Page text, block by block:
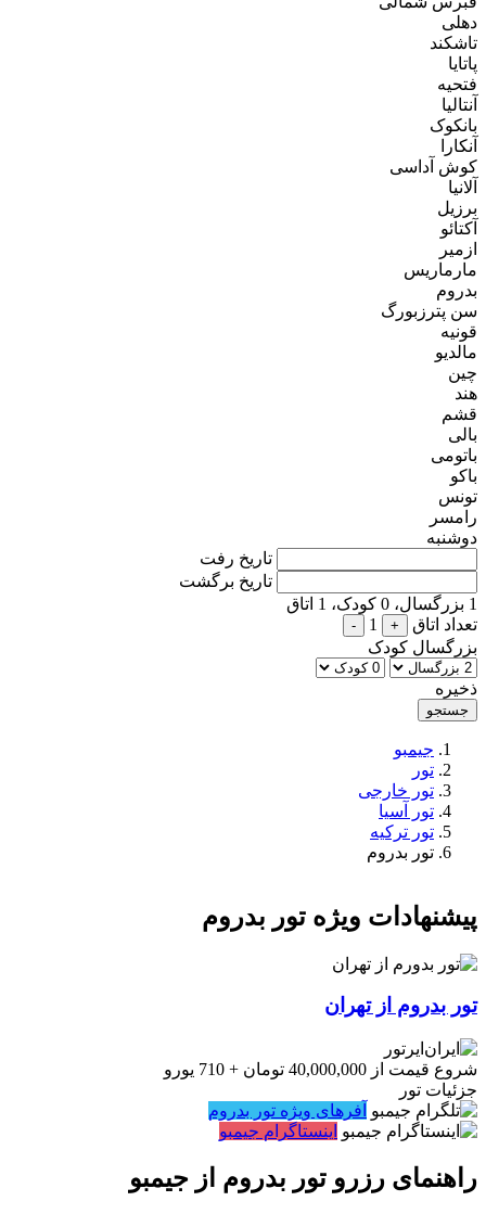
دهلی
تاشکند
پاتایا
فتحیه
آنتالیا
بانکوک
آنکارا
کوش آداسی
آلانیا
برزیل
آکتائو
ازمیر
مارماریس
بدروم
سن پترزبورگ
قونیه
مالدیو
چین
هند
قشم
بالی
باتومی
باکو
تونس
رامسر
دوشنبه
تاریخ رفت
تاریخ برگشت
1 بزرگسال، 0 کودک، 1 اتاق
تعداد اتاق
+
1
-
بزرگسال کودک
ذخیره
جیمبو
تور
تور خارجی
تور آسیا
تور ترکیه
تور بدروم
پیشنهادات ویژه تور بدروم
تور بدروم از تهران
شروع قیمت از 40,000,000 تومان +
710 یورو
جزئیات تور
آفرهای ویژه تور بدروم
اینستاگرام جیمبو
راهنمای رزرو تور بدروم از جیمبو